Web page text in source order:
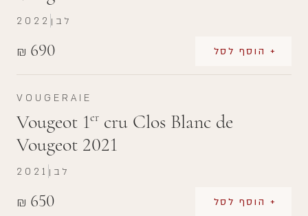
₪ 690 + הוסף לסל
2022 לבן
VOUGERAIE
Vougeot 1er cru Clos Blanc de
Vougeot 2021
₪ 650 + הוסף לסל
2021 לבן